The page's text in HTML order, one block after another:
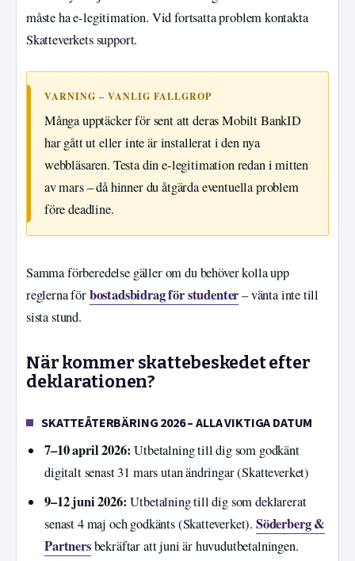
måste ha e-legitimation. Vid fortsatta problem kontakta
Skatteverkets support.
VARNING – VANLIG FALLGROP
Många upptäcker för sent att deras Mobilt BankID
har gått ut eller inte är installerat i den nya
webbläsaren. Testa din e-legitimation redan i mitten
av mars – då hinner du åtgärda eventuella problem
före deadline.
Samma förberedelse gäller om du behöver kolla upp
reglerna förbostadsbidrag för studenter– vänta inte till
sista stund.
När kommer skattebeskedet efter
deklarationen?
SKATTEÅTERBÄRING 2026 – ALLA VIKTIGA DATUM
7–10 april 2026: Utbetalning till dig som godkänt
digitalt senast 31 mars utan ändringar (Skatteverket)
9–12 juni 2026: Utbetalning till dig som deklarerat
senast 4 maj och godkänts (Skatteverket). Söderberg &
Partnersbekräftar att juni är huvudutbetalningen.